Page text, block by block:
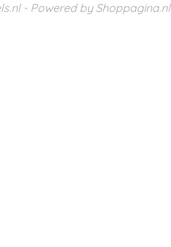
- Powered by Shoppagina.nl